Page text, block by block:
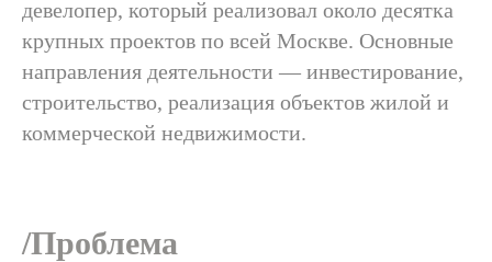
девелопер, который реализовал около десятка
крупных проектов по всей Москве. Основные
направления деятельности — инвестирование,
строительство, реализация объектов жилой и
коммерческой недвижимости.
/Проблема